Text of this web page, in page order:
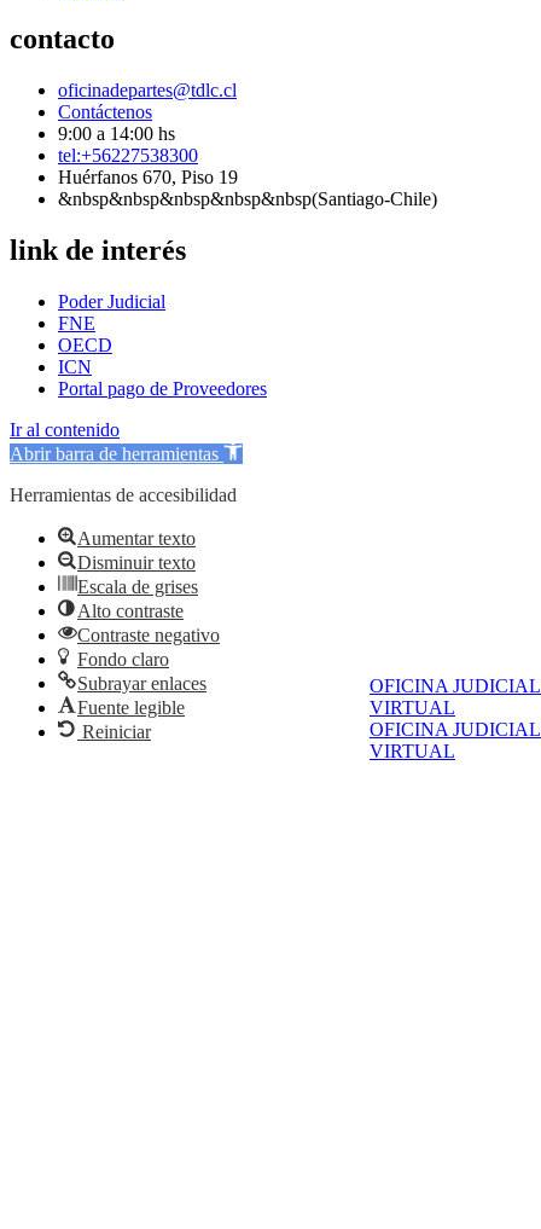
OFICINA JUDICIAL
VIRTUAL
OFICINA JUDICIAL
VIRTUAL
contacto
oficinadepartes@tdlc.cl
Contáctenos
9:00 a 14:00 hs
tel:+56227538300
Huérfanos 670, Piso 19
&nbsp&nbsp&nbsp&nbsp&nbsp(Santiago-Chile)
link de interés
Poder Judicial
FNE
OECD
ICN
Portal pago de Proveedores
Ir al contenido
Abrir barra de herramientas
Herramientas de accesibilidad
Aumentar texto
Disminuir texto
Escala de grises
Alto contraste
Contraste negativo
Fondo claro
Subrayar enlaces
Fuente legible
Reiniciar